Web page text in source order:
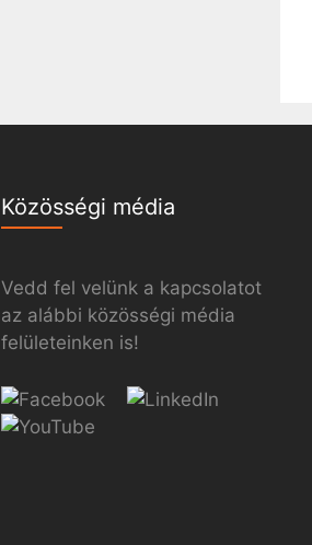
Közösségi média
Vedd fel velünk a kapcsolatot
az alábbi közösségi média
felületeinken is!